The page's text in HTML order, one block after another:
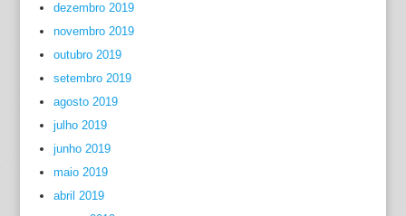
dezembro 2019
novembro 2019
outubro 2019
setembro 2019
agosto 2019
julho 2019
junho 2019
maio 2019
abril 2019